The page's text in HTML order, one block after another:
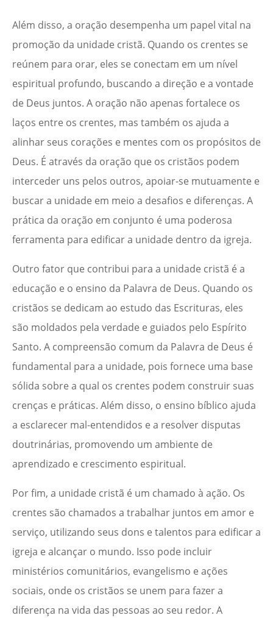
Além disso, a oração desempenha um papel vital na
promoção da unidade cristã. Quando os crentes se
reúnem para orar, eles se conectam em um nível
espiritual profundo, buscando a direção e a vontade
de Deus juntos. A oração não apenas fortalece os
laços entre os crentes, mas também os ajuda a
alinhar seus corações e mentes com os propósitos de
Deus. É através da oração que os cristãos podem
interceder uns pelos outros, apoiar-se mutuamente e
buscar a unidade em meio a desafios e diferenças. A
prática da oração em conjunto é uma poderosa
ferramenta para edificar a unidade dentro da igreja.
Outro fator que contribui para a unidade cristã é a
educação e o ensino da Palavra de Deus. Quando os
cristãos se dedicam ao estudo das Escrituras, eles
são moldados pela verdade e guiados pelo Espírito
Santo. A compreensão comum da Palavra de Deus é
fundamental para a unidade, pois fornece uma base
sólida sobre a qual os crentes podem construir suas
crenças e práticas. Além disso, o ensino bíblico ajuda
a esclarecer mal-entendidos e a resolver disputas
doutrinárias, promovendo um ambiente de
aprendizado e crescimento espiritual.
Por fim, a unidade cristã é um chamado à ação. Os
crentes são chamados a trabalhar juntos em amor e
serviço, utilizando seus dons e talentos para edificar a
igreja e alcançar o mundo. Isso pode incluir
ministérios comunitários, evangelismo e ações
sociais, onde os cristãos se unem para fazer a
diferença na vida das pessoas ao seu redor. A